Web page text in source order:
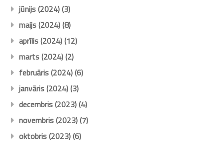
jūnijs (2024)(3)
maijs (2024)(8)
aprīlis (2024)(12)
marts (2024)(2)
februāris (2024)(6)
janvāris (2024)(3)
decembris (2023)(4)
novembris (2023)(7)
oktobris (2023)(6)